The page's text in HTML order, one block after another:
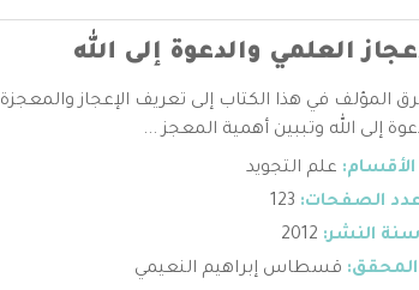
العلمي والدعوة إلى الله
المؤلف في هذا الكتاب إلى تعريف الإعجاز والمعجزة
إلى الله وتببين أهمية المعجز ...
الأقسام: علم التجويد
الصفحات:
سنة النشر:
المحقق: قسطاس إبراهيم النعيمي